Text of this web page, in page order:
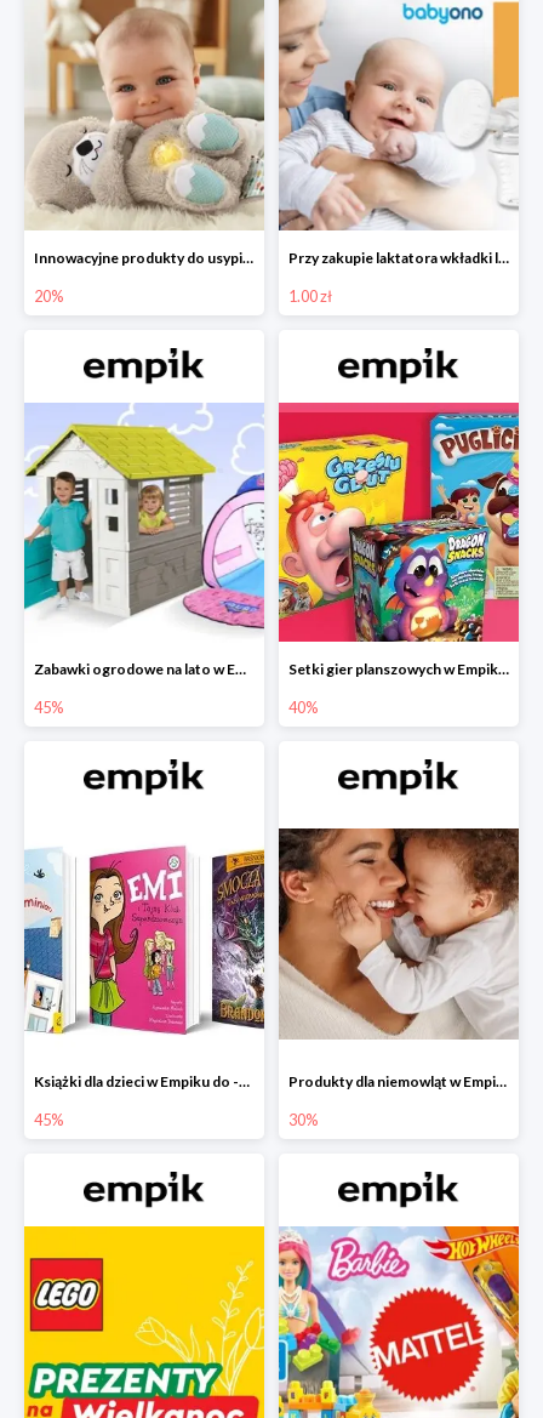
Innowacyjne produkty do usypiania w Empiku -20%
20%
Przy zakupie laktatora wkładki laktacyjne za 1 zł!
1.00 zł
Zabawki ogrodowe na lato w Empiku do -45%
45%
Setki gier planszowych w Empiku do -40%
40%
Książki dla dzieci w Empiku do -45%
45%
Produkty dla niemowląt w Empiku do -30%
30%